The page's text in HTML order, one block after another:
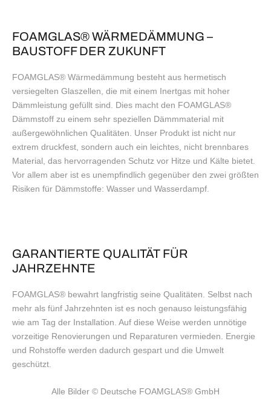
FOAMGLAS® WÄRMEDÄMMUNG –
BAUSTOFF DER ZUKUNFT
FOAMGLAS® Wärmedämmung besteht aus hermetisch
versiegelten Glaszellen, die mit einem Inertgas mit hoher
Dämmleistung gefüllt sind. Dies macht den FOAMGLAS®
Dämmstoff zu einem sehr speziellen Dämmmaterial mit
außergewöhnlichen Qualitäten. Unser Produkt ist nicht nur
extrem druckfest, sondern auch ein leichtes, nicht brennbares
Material, das hervorragenden Schutz vor Hitze und Kälte bietet.
Vor allem aber ist es unempfindlich gegenüber den zwei größten
Risiken für Dämmstoffe: Wasser und Wasserdampf.
GARANTIERTE QUALITÄT FÜR
JAHRZEHNTE
FOAMGLAS® bewahrt langfristig seine Qualitäten. Selbst nach
mehr als fünf Jahrzehnten ist es noch genauso leistungsfähig
wie am Tag der Installation. Auf diese Weise werden unnötige
vorzeitige Renovierungen und Reparaturen vermieden. Energie
und Rohstoffe werden dadurch gespart und die Umwelt
geschützt.
Alle Bilder © Deutsche FOAMGLAS® GmbH